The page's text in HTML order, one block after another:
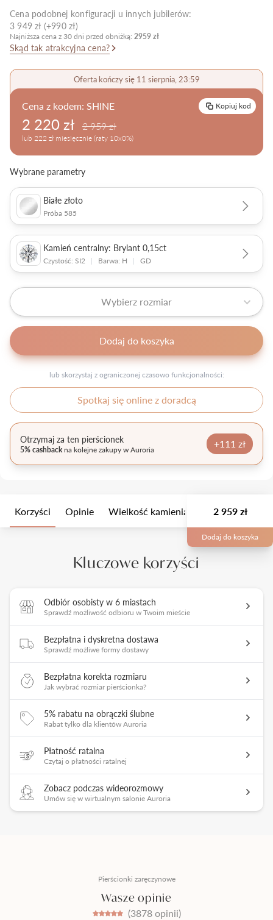
Pielęgnacja biżuterii
Cena podobnej konfiguracji u innych jubilerów:
3 949 zł (+990 zł)
Najniższa cena z 30 dni przed obniżką: 2959 zł
Skąd tak atrakcyjna cena?
Oferta kończy się 11 sierpnia, 23:59
Cena z kodem: SHINE Kopiuj kod
2 220 zł 2 959 zł
lub 222 zł miesięcznie (raty 10x0%)
Wybrane parametry
Białe złoto
Próba 585
Kamień centralny: Brylant 0,15ct
Czystość: SI2 | Barwa: H | GD
Wybierz rozmiar
Dodaj do koszyka
lub skorzystaj z ograniczonej czasowo funkcjonalności:
Spotkaj się online z doradcą
Otrzymaj za ten pierścionek
5% cashbackna kolejne zakupy w Auroria +111 zł
Korzyści Opinie Wielkość kamienia Opis
2 959 zł
Dodaj do koszyka
Kluczowe korzyści
Odbiór osobisty w 6 miastach
Sprawdź możliwość odbioru w Twoim mieście
Bezpłatna i dyskretna dostawa
Sprawdź możliwe formy dostawy
Bezpłatna korekta rozmiaru
Jak wybrać rozmiar pierścionka?
5% rabatu na obrączki ślubne
Rabat tylko dla klientów Auroria
Płatność ratalna
Czytaj o płatności ratalnej
Zobacz podczas wideorozmowy
Umów się w wirtualnym salonie Auroria
Pierścionki zaręczynowe
Wasze opinie
(3878 opinii)